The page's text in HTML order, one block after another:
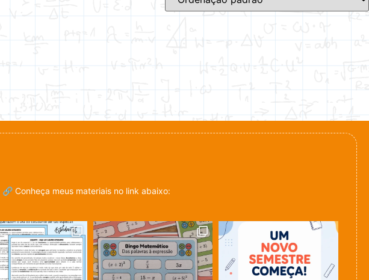
🔗 Conheça meus materiais no link abaixo: